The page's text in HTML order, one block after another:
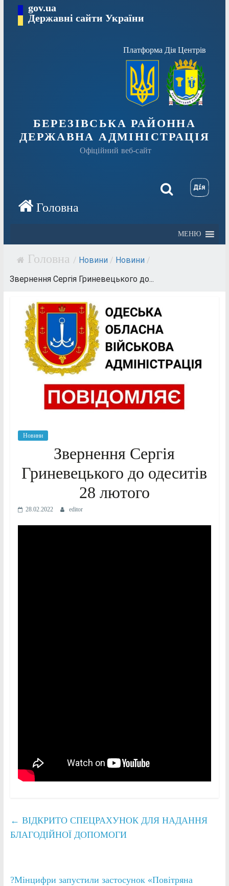
Перейтиgov.ua
Державні сайти України
Платформа Дія Центрів
БЕРЕЗІВСЬКА РАЙОННА
ДЕРЖАВНА АДМІНІСТРАЦІЯ
Офіційний веб-сайт
МЕНЮ
/ Новини / Новини /
Звернення Сергія Гриневецького до...
Новини
Звернення Сергія
Гриневецького до одеситів
28 лютого
28.02.2022 editor
← ВІДКРИТО СПЕЦРАХУНОК ДЛЯ НАДАННЯ
БЛАГОДІЙНОЇ ДОПОМОГИ
?Мінцифри запустили застосунок «Повітряна